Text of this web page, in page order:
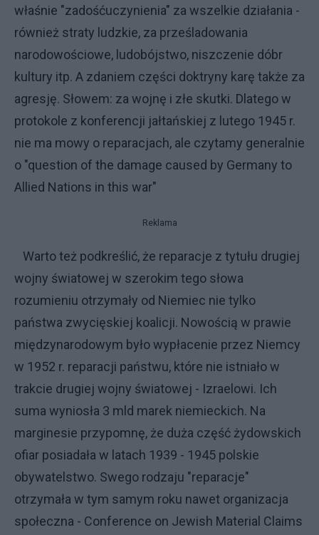
właśnie "zadośćuczynienia" za wszelkie działania -
również straty ludzkie, za prześladowania
narodowościowe, ludobójstwo, niszczenie dóbr
kultury itp. A zdaniem części doktryny karę także za
agresję. Słowem: za wojnę i złe skutki. Dlatego w
protokole z konferencji jałtańskiej z lutego 1945 r.
nie ma mowy o reparacjach, ale czytamy generalnie
o "question of the damage caused by Germany to
Allied Nations in this war"
Reklama
Warto też podkreślić, że reparacje z tytułu drugiej
wojny światowej w szerokim tego słowa
rozumieniu otrzymały od Niemiec nie tylko
państwa zwycięskiej koalicji. Nowością w prawie
międzynarodowym było wypłacenie przez Niemcy
w 1952 r. reparacji państwu, które nie istniało w
trakcie drugiej wojny światowej - Izraelowi. Ich
suma wyniosła 3 mld marek niemieckich. Na
marginesie przypomnę, że duża część żydowskich
ofiar posiadała w latach 1939 - 1945 polskie
obywatelstwo. Swego rodzaju "reparacje"
otrzymała w tym samym roku nawet organizacja
społeczna - Conference on Jewish Material Claims